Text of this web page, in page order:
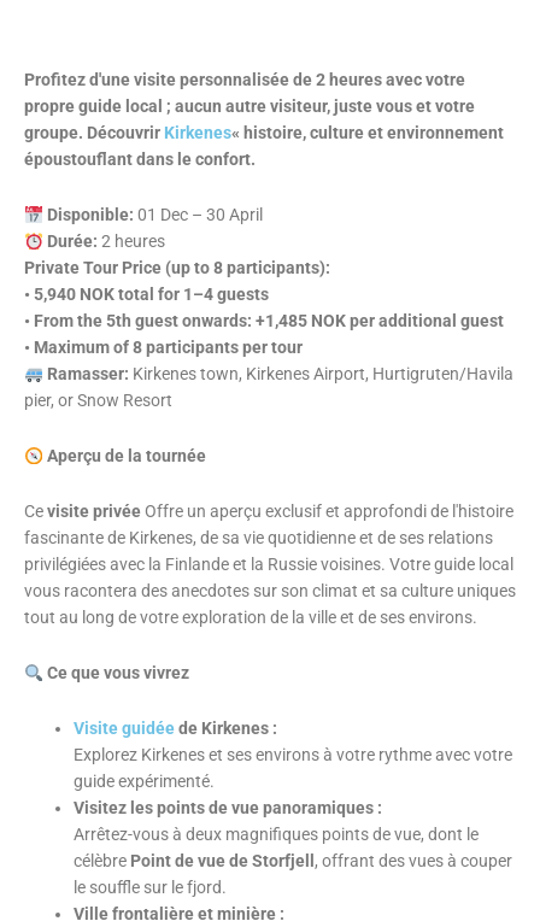
Profitez d'une visite personnalisée de 2 heures avec votre
propre guide local ; aucun autre visiteur, juste vous et votre
groupe. Découvrir Kirkenes« histoire, culture et environnement
époustouflant dans le confort.
Disponible: 01 Dec – 30 April
Durée: 2 heures
Private Tour Price (up to 8 participants):
• 5,940 NOK total for 1–4 guests
• From the 5th guest onwards: +1,485 NOK per additional guest
• Maximum of 8 participants per tour
Ramasser: Kirkenes town, Kirkenes Airport, Hurtigruten/Havila
pier, or Snow Resort
Aperçu de la tournée
Cevisite privée Offre un aperçu exclusif et approfondi de l'histoire
fascinante de Kirkenes, de sa vie quotidienne et de ses relations
privilégiées avec la Finlande et la Russie voisines. Votre guide local
vous racontera des anecdotes sur son climat et sa culture uniques
tout au long de votre exploration de la ville et de ses environs.
Ce que vous vivrez
Visite guidéede Kirkenes :
Explorez Kirkenes et ses environs à votre rythme avec votre
guide expérimenté.
Visitez les points de vue panoramiques :
Arrêtez-vous à deux magnifiques points de vue, dont le
célèbre Point de vue de Storfjell , offrant des vues à couper
le souffle sur le fjord.
Ville frontalière et minière :